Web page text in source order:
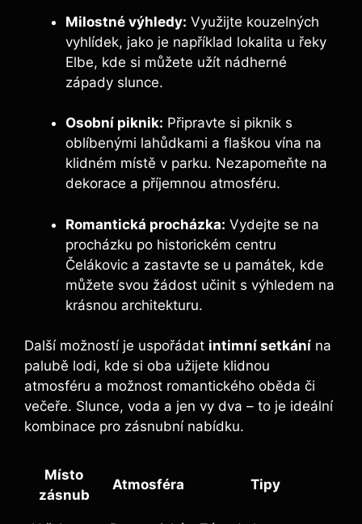
Milostné výhledy: Využijte kouzelných
vyhlídek, jako je například lokalita u řeky
Elbe, kde si můžete užít nádherné
západy slunce.
Osobní piknik: Připravte si piknik s
oblíbenými lahůdkami a flaškou vína na
klidném místě v parku. Nezapomeňte na
dekorace a příjemnou atmosféru.
Romantická procházka: Vydejte se na
procházku po historickém centru
Čelákovic a zastavte se u památek, kde
můžete svou žádost učinit s výhledem na
krásnou architekturu.
Další možností je uspořádat intimní setkání na
palubě lodi, kde si oba užijete klidnou
atmosféru a možnost romantického oběda či
večeře. Slunce, voda a jen vy dva – to je ideální
kombinace pro zásnubní nabídku.
Místo
zásnub
Atmosféra Tipy